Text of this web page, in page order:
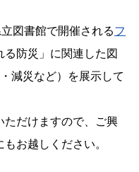
図書館で開催されるフ
防災」に関連した図
減災など）を展示して
だけますので、ご興
お越しください。